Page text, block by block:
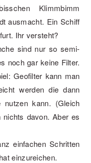
Klimmbimm
ausmacht. Ein Schiff
Ihr versteht?
sind nur so semi-
noch gar keine Filter.
Geofilter kann man
werden die dann
kann. (Gleich
davon. Aber es
einfachen Schritten
einzureichen.